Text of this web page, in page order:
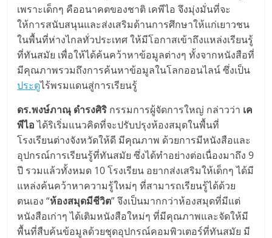
เพราะเด็กๆ คืออนาคตของชาติ เคพีไอ จึงมุ่งมั่นที่จะ
ให้การสนับสนุนและส่งเสริมด้านการศึกษาให้แก่เยาวชน
ในพื้นที่ห่างไกลทั่วประเทศ ให้มีโอกาสเข้าถึงแหล่งเรียนรู้
ที่ทันสมัย เพื่อให้ได้ค้นคว้าหาข้อมูลต่างๆ ทั้งจากหนังสือที่
มีคุณภาพรวมถึงการค้นหาข้อมูลในโลกออนไลน์ ซึ่งเป็น
ประตูไร้พรมแดนสู่การเรียนรู้
ดร.พงษ์ภาณุ ดำรงศิริ กรรมการผู้จัดการใหญ่ กล่าวว่า เค
พีไอได้ริเริ่มแนวคิดที่จะปรับปรุงห้องสมุดในพื้นที่
โรงเรียนต่างจังหวัดให้ดี มีคุณภาพ ด้วยการมีหนังสือและ
อุปกรณ์การเรียนรู้ที่ทันสมัย ซึ่งได้ทำอย่างต่อเนื่องมาถึง 9
ปี รวมแล้วทั้งหมด 10 โรงเรียน อยากส่งเสริมให้เด็กๆ ได้มี
แหล่งค้นคว้าหาความรู้ใหม่ๆ ที่สามารถเรียนรู้ได้ด้วย
ตนเอง “ห้องสมุดมีชีวิต” จึงเป็นมากกว่าห้องสมุดที่มีแต่
หนังสือเก่าๆ ได้เติมหนังสือใหม่ๆ ที่มีคุณภาพและจัดให้มี
พื้นที่สืบค้นข้อมูลด้วยชุดอุปกรณ์คอมพิวเตอร์ที่ทันสมัย มี